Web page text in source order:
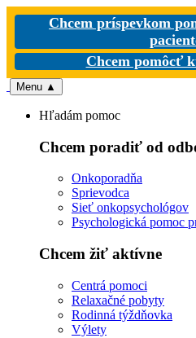
Chcem príspevkom
Chcem pomôcť
Menu ▲
Hľadám pomoc
Chcem poradiť od
Onkoporadňa
Sprievodca
Sieť onkopsychológov
Psychologická pomoc
Chcem žiť aktívne
Centrá pomoci
Relaxačné pobyty
Rodinná týždňovka
Výlety